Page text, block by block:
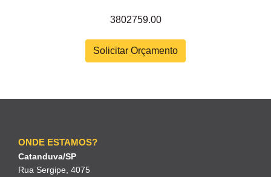
3802759.00
Solicitar Orçamento
ONDE ESTAMOS?
Catanduva/SP
Rua Sergipe, 4075